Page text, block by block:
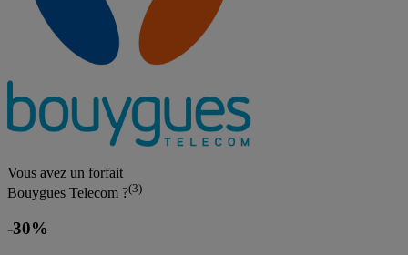
Vous avez un forfait
Bouygues Telecom ?(3)
-30%